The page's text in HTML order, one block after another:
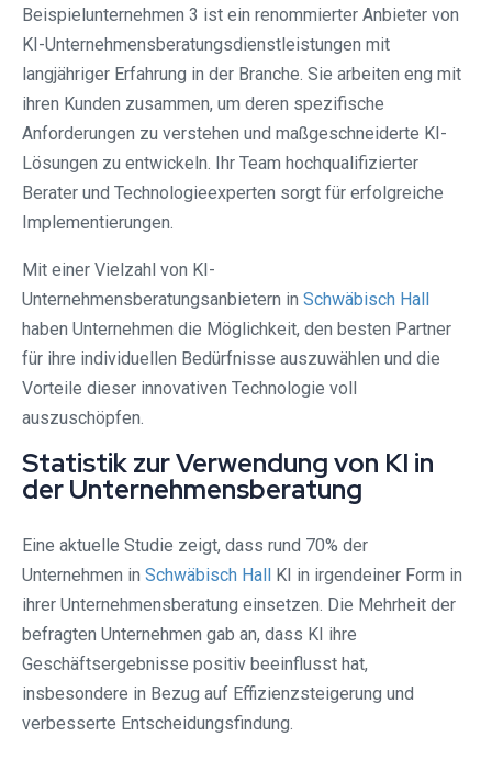
Beispielunternehmen 3 ist ein renommierter Anbieter von
KI-Unternehmensberatungsdienstleistungen mit
langjähriger Erfahrung in der Branche. Sie arbeiten eng mit
ihren Kunden zusammen, um deren spezifische
Anforderungen zu verstehen und maßgeschneiderte KI-
Lösungen zu entwickeln. Ihr Team hochqualifizierter
Berater und Technologieexperten sorgt für erfolgreiche
Implementierungen.
Mit einer Vielzahl von KI-
Unternehmensberatungsanbietern in Schwäbisch Hall
haben Unternehmen die Möglichkeit, den besten Partner
für ihre individuellen Bedürfnisse auszuwählen und die
Vorteile dieser innovativen Technologie voll
auszuschöpfen.
Statistik zur Verwendung von KI in
der Unternehmensberatung
Eine aktuelle Studie zeigt, dass rund 70% der
Unternehmen in Schwäbisch Hall KI in irgendeiner Form in
ihrer Unternehmensberatung einsetzen. Die Mehrheit der
befragten Unternehmen gab an, dass KI ihre
Geschäftsergebnisse positiv beeinflusst hat,
insbesondere in Bezug auf Effizienzsteigerung und
verbesserte Entscheidungsfindung.